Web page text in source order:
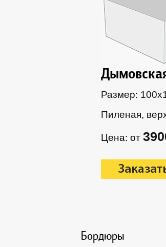
Размер:
Пиленая,
Цена: от
Бордюры